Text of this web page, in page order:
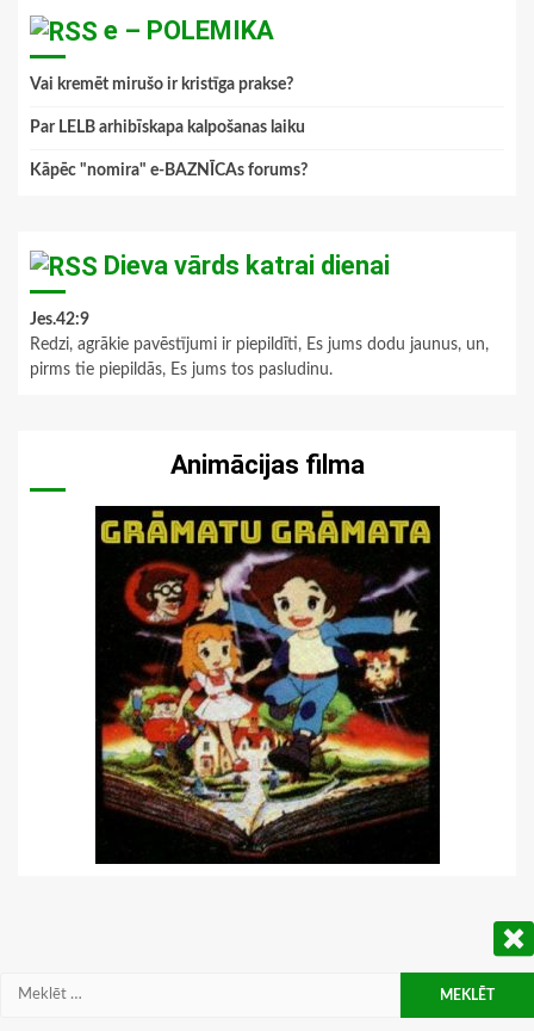
e – POLEMIKA
Vai kremēt mirušo ir kristīga prakse?
Par LELB arhibīskapa kalpošanas laiku
Kāpēc "nomira" e-BAZNĪCAs forums?
Dieva vārds katrai dienai
Jes.42:9
Redzi, agrākie pavēstījumi ir piepildīti, Es jums dodu jaunus, un,
pirms tie piepildās, Es jums tos pasludinu.
Animācijas filma
Meklēt: